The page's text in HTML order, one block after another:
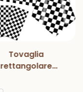
Tovaglia
rettangolare
nero con luci